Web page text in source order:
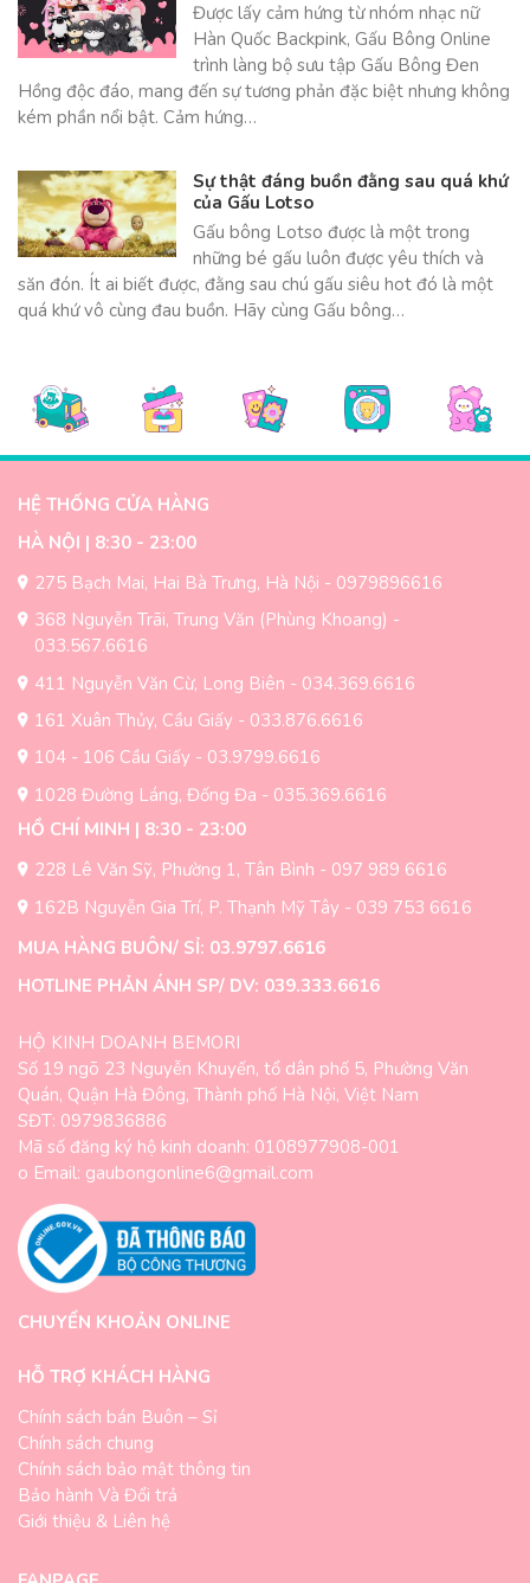
Được lấy cảm hứng từ nhóm nhạc nữ
Hàn Quốc Backpink, Gấu Bông Online
trình làng bộ sưu tập Gấu Bông Đen
Hồng độc đáo, mang đến sự tương phản đặc biệt nhưng không
kém phần nổi bật. Cảm hứng…
Sự thật đáng buồn đằng sau quá khứ
của Gấu Lotso
Gấu bông Lotso được là một trong
những bé gấu luôn được yêu thích và
săn đón. Ít ai biết được, đằng sau chú gấu siêu hot đó là một
quá khứ vô cùng đau buồn. Hãy cùng Gấu bông…
HỆ THỐNG CỬA HÀNG
HÀ NỘI | 8:30 - 23:00
275 Bạch Mai, Hai Bà Trưng, Hà Nội - 0979896616
368 Nguyễn Trãi, Trung Văn (Phùng Khoang) -
033.567.6616
411 Nguyễn Văn Cừ, Long Biên - 034.369.6616
161 Xuân Thủy, Cầu Giấy - 033.876.6616
104 - 106 Cầu Giấy - 03.9799.6616
1028 Đường Láng, Đống Đa - 035.369.6616
HỒ CHÍ MINH | 8:30 - 23:00
228 Lê Văn Sỹ, Phường 1, Tân Bình - 097 989 6616
162B Nguyễn Gia Trí, P. Thạnh Mỹ Tây - 039 753 6616
MUA HÀNG BUÔN/ SỈ: 03.9797.6616
HOTLINE PHẢN ÁNH SP/ DV: 039.333.6616
HỘ KINH DOANH BEMORI
Số 19 ngõ 23 Nguyễn Khuyến, tổ dân phố 5, Phường Văn
Quán, Quận Hà Đông, Thành phố Hà Nội, Việt Nam
SĐT: 0979836886
Mã số đăng ký hộ kinh doanh: 0108977908-001
o Email: gaubongonline6@gmail.com
CHUYỂN KHOẢN ONLINE
HỖ TRỢ KHÁCH HÀNG
Chính sách bán Buôn – Sỉ
Chính sách chung
Chính sách bảo mật thông tin
Bảo hành Và Đổi trả
Giới thiệu & Liên hệ